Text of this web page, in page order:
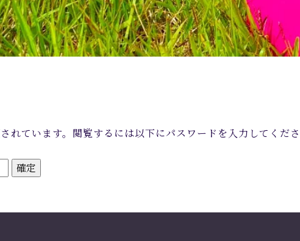
れています。閲覧するには以下にパスワードを入力してくだ